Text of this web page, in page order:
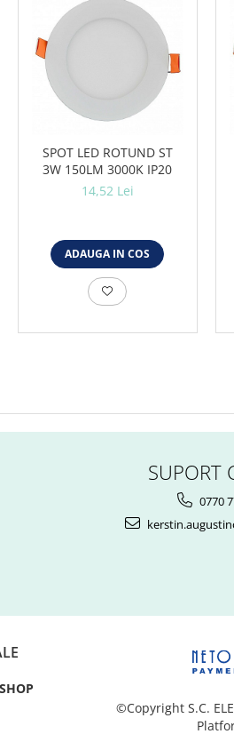
SPOT LED ROTUND ST
3W 150LM 3000K IP20
14,52 Lei
ADAUGA IN COS
SUPORT
0770
©Copyright S.C.